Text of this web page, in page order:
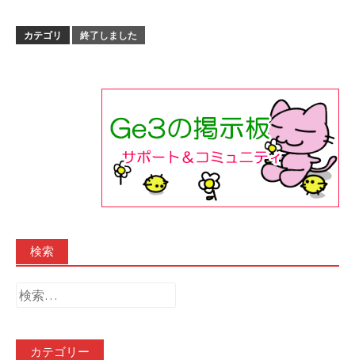
カテゴリ 終了しました
検索
検
カテゴリー